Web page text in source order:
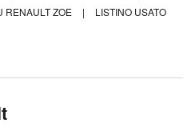
RENAULT ZOE |
LISTINO USATO